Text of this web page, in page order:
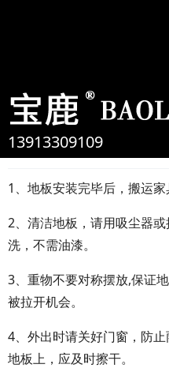
13913309109
地板的保养
2020/04/08 admin
1、地板安装完毕后，搬运家
2、清洁地板，请用吸尘器
洗，不需油漆。
3、重物不要对称摆放,保证
被拉开机会。
4、外出时请关好门窗，防
地板上，应及时擦干。